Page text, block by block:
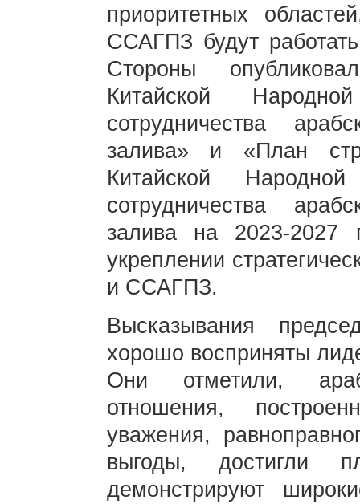
приоритетных
ССАГПЗ будут
Стороны
Китайской
сотрудничества
залива» и «План
Китайской
сотрудничества
залива на 2023-2027
укреплении
и ССАГПЗ.
Высказывания
хорошо восприняты
Они отметили,
отношения,
уважения,
выгоды, достигли
демонстрируют